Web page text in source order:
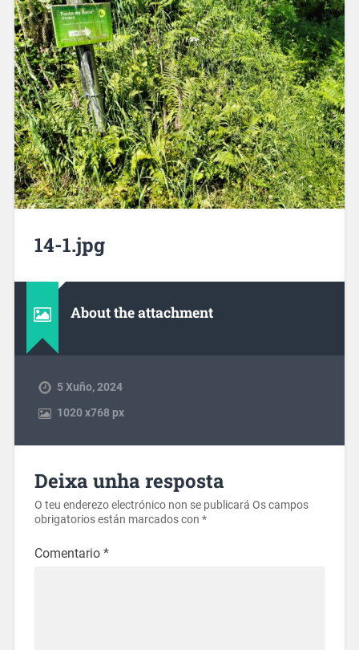
14-1.jpg
About the attachment
5 Xuño, 2024
1020x768 px
Deixa unha resposta
O teu enderezo electrónico non se publicará Os campos
obrigatorios están marcados con *
Comentario *